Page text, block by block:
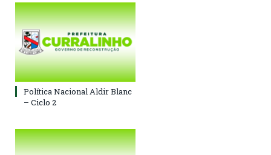
Política Nacional Aldir Blanc
– Ciclo 2